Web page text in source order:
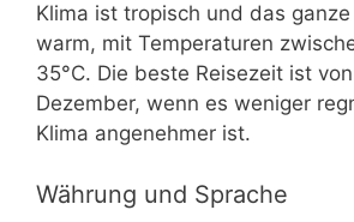
Klima ist tropisch und das
warm, mit Temperaturen
35°C. Die beste Reisezeit ist
Dezember, wenn es weniger
Klima angenehmer ist.
Währung und Sprache